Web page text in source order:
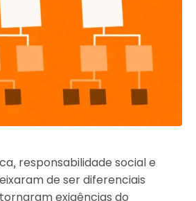
responsabilidade social e
de ser diferenciais
exigências do